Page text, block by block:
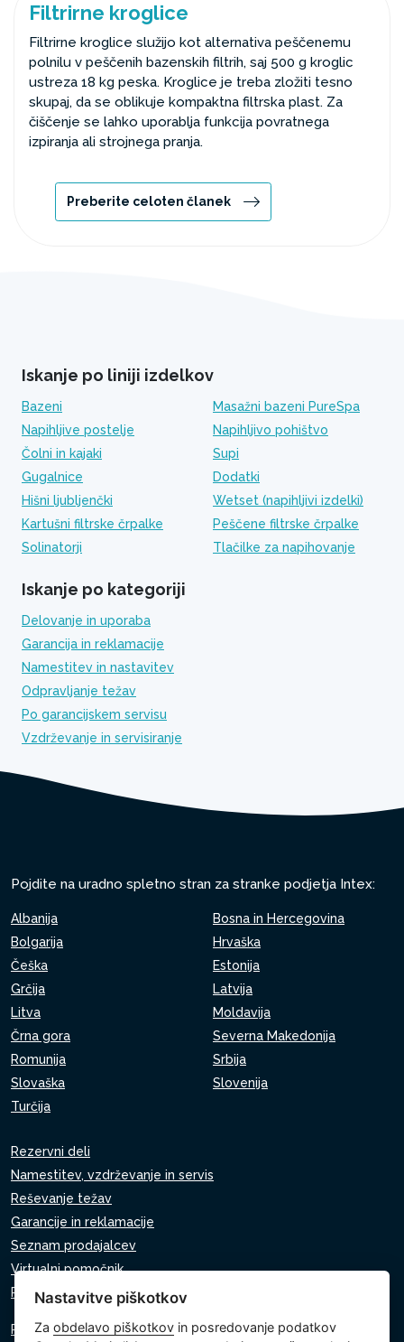
Filtrirne kroglice
Filtrirne kroglice služijo kot alternativa peščenemu
polnilu v peščenih bazenskih filtrih, saj 500 g kroglic
ustreza 18 kg peska. Kroglice je treba zložiti tesno
skupaj, da se oblikuje kompaktna filtrska plast. Za
čiščenje se lahko uporablja funkcija povratnega
izpiranja ali strojnega pranja.
Preberite celoten članek
Iskanje po liniji izdelkov
Bazeni
Masažni bazeni PureSpa
Napihljive postelje
Napihljivo pohištvo
Čolni in kajaki
Supi
Gugalnice
Dodatki
Hišni ljubljenčki
Wetset (napihljivi izdelki)
Kartušni filtrske črpalke
Peščene filtrske črpalke
Solinatorji
Tlačilke za napihovanje
Iskanje po kategoriji
Delovanje in uporaba
Garancija in reklamacije
Namestitev in nastavitev
Odpravljanje težav
Po garancijskem servisu
Vzdrževanje in servisiranje
Pojdite na uradno spletno stran za stranke podjetja Intex:
Albanija
Bosna in Hercegovina
Bolgarija
Hrvaška
Češka
Estonija
Grčija
Latvija
Litva
Moldavija
Črna gora
Severna Makedonija
Romunija
Srbija
Slovaška
Slovenija
Turčija
Rezervni deli
Namestitev, vzdrževanje in servis
Reševanje težav
Garancije in reklamacije
Seznam prodajalcev
Virtualni pomočnik
Pišite nam
Politika zasebnosti
Nastavitve piškotkov
Zaobdelavo piškotkov in posredovanje podatkov